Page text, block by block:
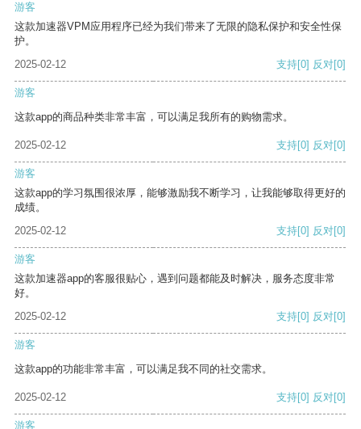
游客
这款加速器VPM应用程序已经为我们带来了无限的隐私保护和安全性保
护。
2025-02-12
支持[0] 反对[0]
游客
这款app的商品种类非常丰富，可以满足我所有的购物需求。
2025-02-12 支持[0] 反对[0]
游客
这款app的学习氛围很浓厚，能够激励我不断学习，让我能够取得更好的
成绩。
2025-02-12
支持[0] 反对[0]
游客
这款加速器app的客服很贴心，遇到问题都能及时解决，服务态度非常
好。
2025-02-12
支持[0] 反对[0]
游客
这款app的功能非常丰富，可以满足我不同的社交需求。
2025-02-12 支持[0] 反对[0]
游客